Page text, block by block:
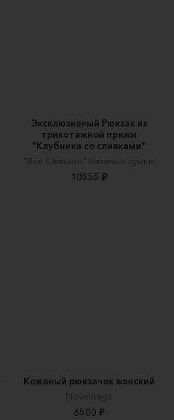
Эксклюзивный Рюкзак из
трикотажной пряжи
"Клубника со сливками"
"Всё Связано" Вязаные сумки
10555 ₽
Кожаный рюкзачок женский
Novelbags
6500 ₽